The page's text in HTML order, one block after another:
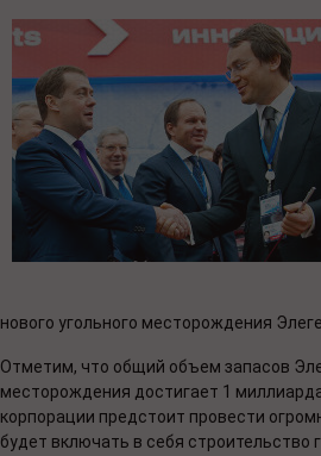
нового угольного месторождения
Отметим, что общий объем запасов
месторождения достигает 1
корпорации предстоит провести
будет включать в себя строительство